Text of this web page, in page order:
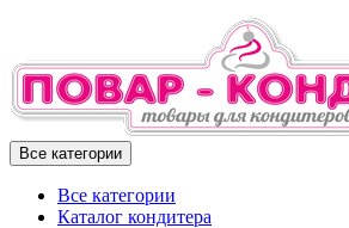
Все категории
Все категории
Каталог кондитера